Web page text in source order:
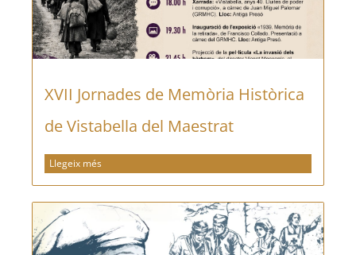
XVII Jornades de Memòria Històrica
de Vistabella del Maestrat
Llegeix més